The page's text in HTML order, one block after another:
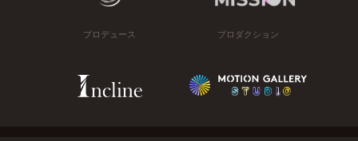
プロデュース プロダクション